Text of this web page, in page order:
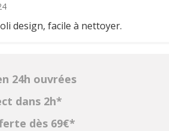
design, facile à nettoyer.
24h ouvrées
dans 2h*
dès 69€*